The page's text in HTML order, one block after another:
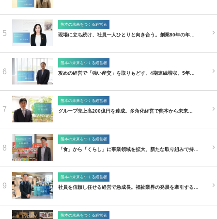
5
熊本の未来をつくる経営者
現場に立ち続け、社員一人ひとりと向き合う。創業80年の年…
6
熊本の未来をつくる経営者
攻めの経営で「強い産交」を取りもどす。4期連続増収、5年…
7
熊本の未来をつくる経営者
グループ売上高200億円を達成。多角化経営で熊本から未来…
8
熊本の未来をつくる経営者
「食」から「くらし」に事業領域を拡大、新たな取り組みで持…
9
熊本の未来をつくる経営者
社員を信頼し任せる経営で急成長。福祉業界の発展を牽引する…
熊本の未来をつくる経営者